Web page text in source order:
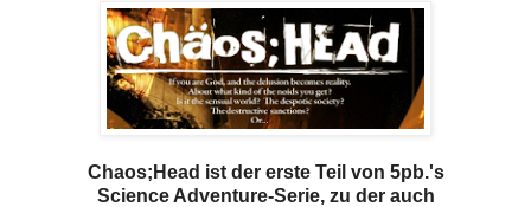
Chaos;Head ist der erste Teil von 5pb.'s
Science Adventure-Serie, zu der auch